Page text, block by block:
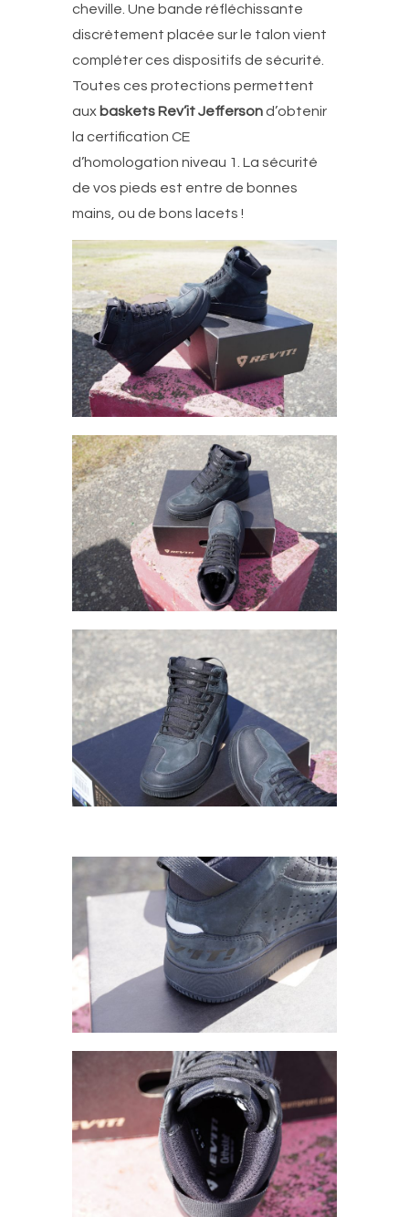
cheville. Une bande réfléchissante
discrètement placée sur le talon vient
compléter ces dispositifs de sécurité.
Toutes ces protections permettent
aux baskets Rev’it Jeffersond’obtenir
la certification CE
d’homologation niveau 1. La sécurité
de vos pieds est entre de bonnes
mains, ou de bons lacets !